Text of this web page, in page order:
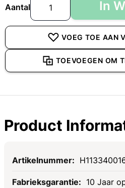
Aantal In
VOEG TOE AAN
TOEVOEGEN OM
Product
Specificaties
10 Jaar